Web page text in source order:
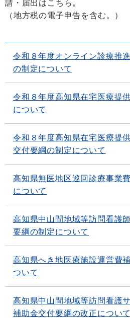
請・届出はこちら。
（地方税の電子申告を含む。）
令和８年度オンライン診療推
の制定について
令和８年度高知県在宅医療提
について
令和８年度高知県在宅医療提
交付要綱の制定について
高知県無医地区巡回診療事業
について
高知県中山間地域等訪問看護
要綱の制定について
高知県へき地医療施設運営費
ついて
高知県中山間地域等訪問看護
補助金交付要綱の改正について